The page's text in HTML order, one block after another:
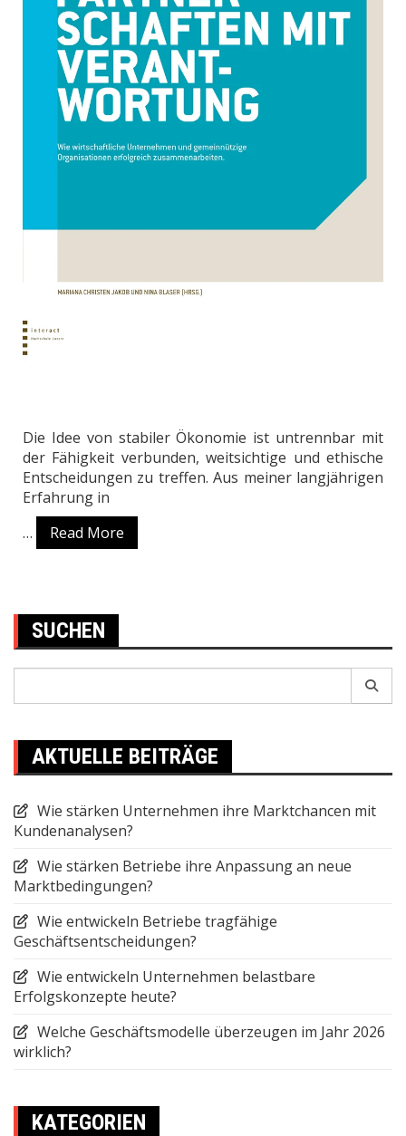
Die Idee von stabiler Ökonomie ist untrennbar mit
der Fähigkeit verbunden, weitsichtige und ethische
Entscheidungen zu treffen. Aus meiner langjährigen
Erfahrung in
…
Read More
SUCHEN
AKTUELLE BEITRÄGE
Wie stärken Unternehmen ihre Marktchancen mit
Kundenanalysen?
Wie stärken Betriebe ihre Anpassung an neue
Marktbedingungen?
Wie entwickeln Betriebe tragfähige
Geschäftsentscheidungen?
Wie entwickeln Unternehmen belastbare
Erfolgskonzepte heute?
Welche Geschäftsmodelle überzeugen im Jahr 2026
wirklich?
KATEGORIEN